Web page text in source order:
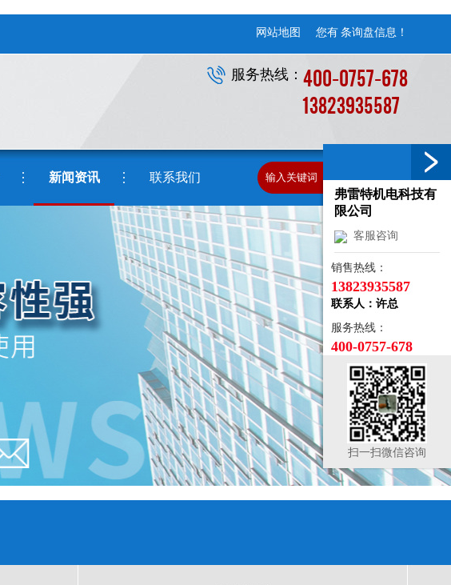
网站地图 您有 条询盘信息！
服务热线： 400-0757-678
13823935587
新闻资讯 联系我们
弗雷特机电科技有
限公司
客服咨询
销售热线：
13823935587
联系人：许总
服务热线：
400-0757-678
扫一扫微信咨询